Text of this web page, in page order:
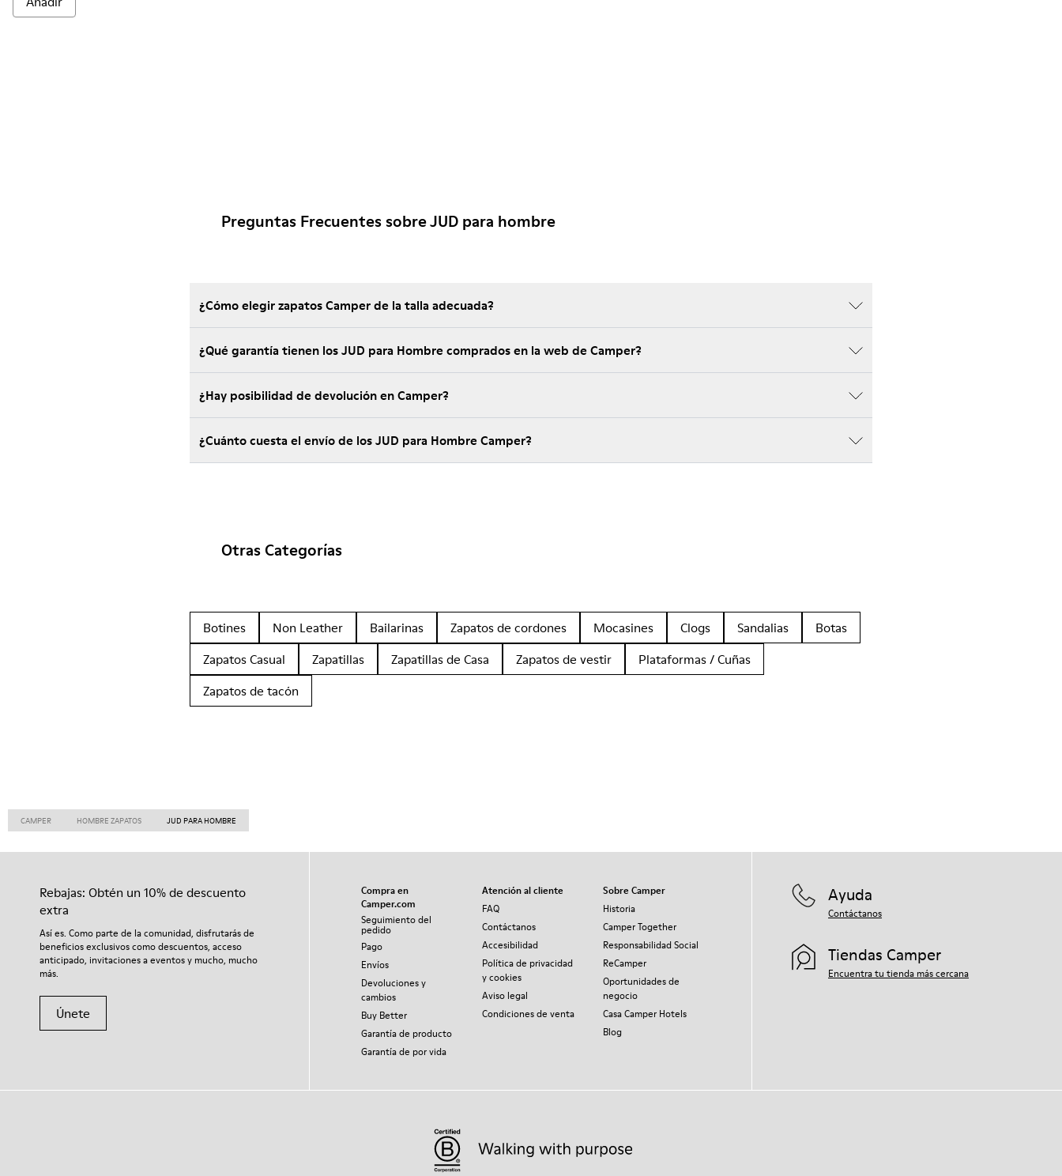
Preguntas Frecuentes sobre JUD para hombre
¿Cómo elegir zapatos Camper de la talla adecuada?
¿Qué garantía tienen los JUD para Hombre comprados en la web de Camper?
¿Hay posibilidad de devolución en Camper?
¿Cuánto cuesta el envío de los JUD para Hombre Camper?
Otras Categorías
Botines Non Leather Bailarinas Zapatos de cordones Mocasines Clogs Sandalias
Botas
Zapatos Casual
Zapatillas Zapatillas de Casa Zapatos de vestir
Plataformas / Cuñas
Zapatos de tacón
CAMPER HOMBRE ZAPATOS JUD PARA HOMBRE
Rebajas: Obtén un 10% de descuento
extra
Así es. Como parte de la comunidad, disfrutarás de
beneficios exclusivos como descuentos, acceso
anticipado, invitaciones a eventos y mucho, mucho
más.
Únete
Compra en
Camper.com
Seguimiento del
pedido
Pago
Envíos
Devoluciones y
cambios
Buy Better
Garantía de producto
Garantía de por vida
Atención al cliente
FAQ
Contáctanos
Accesibilidad
Política de privacidad
y cookies
Aviso legal
Condiciones de venta
Sobre Camper
Historia
Camper Together
Responsabilidad Social
ReCamper
Oportunidades de
negocio
Casa Camper Hotels
Blog
Ayuda
Contáctanos
Tiendas Camper
Encuentra tu tienda más cercana